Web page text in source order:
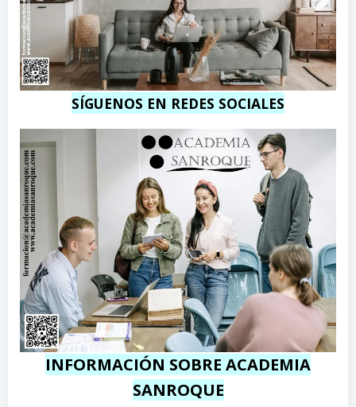
SÍGUENOS EN REDES SOCIALES
INFORMACIÓN SOBRE ACADEMIA
SANROQUE